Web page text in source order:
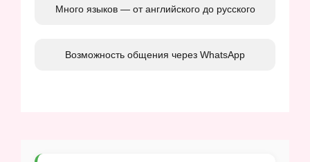
Много языков — от английского до русского
Возможность общения через WhatsApp